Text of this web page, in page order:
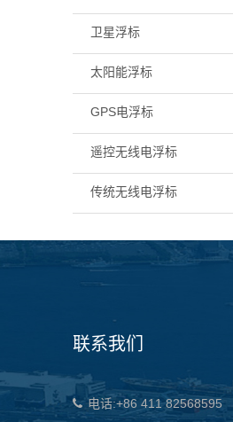
卫星浮标
太阳能浮标
GPS电浮标
遥控无线电浮标
传统无线电浮标
联系我们
电话:+86 411 82568595